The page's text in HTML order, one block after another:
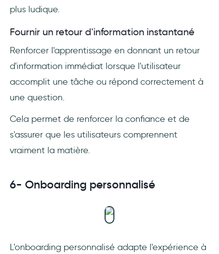
plus ludique.
Fournir un retour d'information instantané
Renforcer l'apprentissage en donnant un retour
d'information immédiat lorsque l'utilisateur
accomplit une tâche ou répond correctement à
une question.
Cela permet de renforcer la confiance et de
s'assurer que les utilisateurs comprennent
vraiment la matière.
6- Onboarding personnalisé
L'onboarding personnalisé adapte l'expérience à